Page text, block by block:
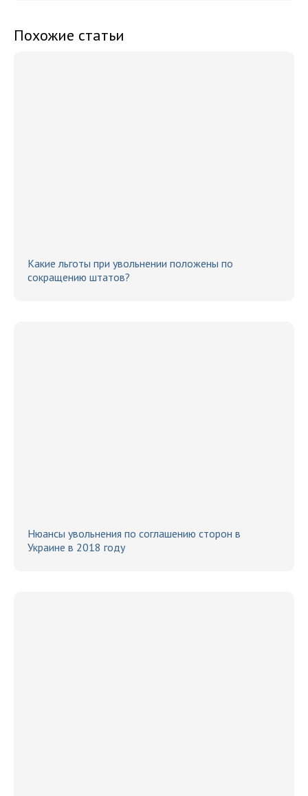
Похожие статьи
Какие льготы при увольнении положены по
сокращению штатов?
Нюансы увольнения по соглашению сторон в
Украине в 2018 году